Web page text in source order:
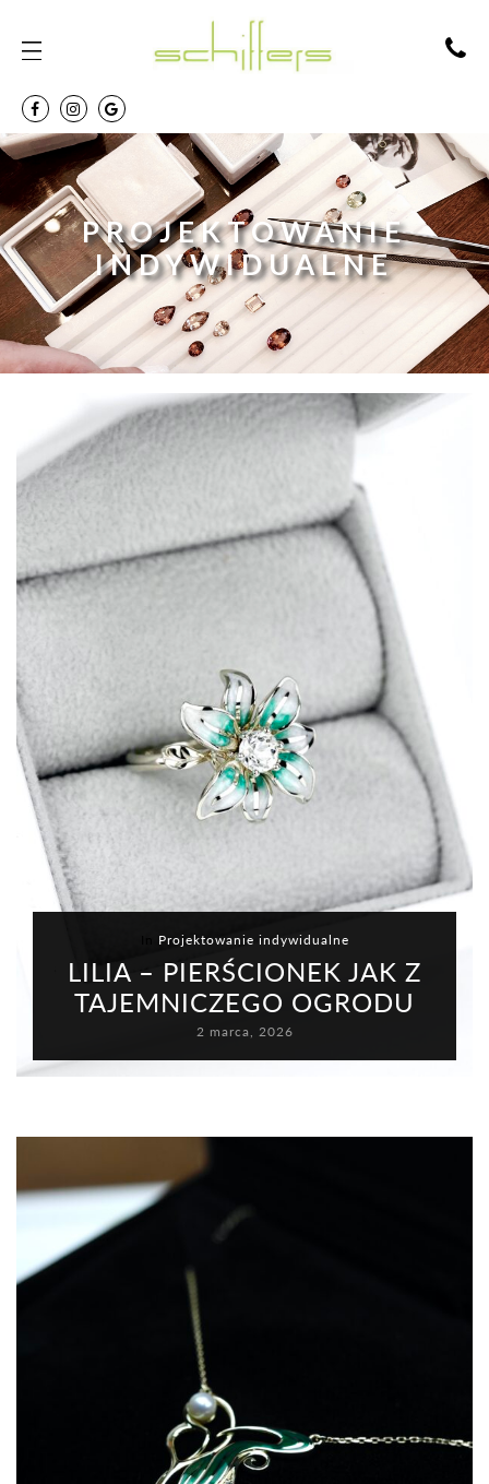
PROJEKTOWANIE
INDYWIDUALNE
Projektowanie indywidualne
LILIA – PIERŚCIONEK JAK Z
TAJEMNICZEGO OGRODU
2 marca, 2026